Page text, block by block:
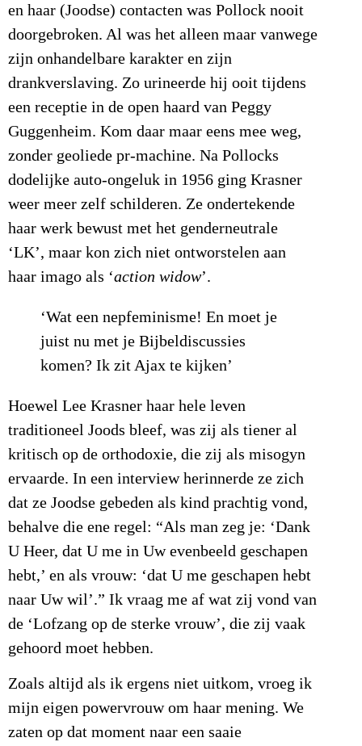
en haar (Joodse) contacten was Pollock nooit
doorgebroken. Al was het alleen maar vanwege
zijn onhandelbare karakter en zijn
drankverslaving. Zo urineerde hij ooit tijdens
een receptie in de open haard van Peggy
Guggenheim. Kom daar maar eens mee weg,
zonder geoliede pr-machine. Na Pollocks
dodelijke auto-ongeluk in 1956 ging Krasner
weer meer zelf schilderen. Ze ondertekende
haar werk bewust met het genderneutrale
‘LK’, maar kon zich niet ontworstelen aan
haar imago als ‘action widow’.
‘Wat een nepfeminisme! En moet je
juist nu met je Bijbeldiscussies
komen? Ik zit Ajax te kijken’
Hoewel Lee Krasner haar hele leven
traditioneel Joods bleef, was zij als tiener al
kritisch op de orthodoxie, die zij als misogyn
ervaarde. In een interview herinnerde ze zich
dat ze Joodse gebeden als kind prachtig vond,
behalve die ene regel: “Als man zeg je: ‘Dank
U Heer, dat U me in Uw evenbeeld geschapen
hebt,’ en als vrouw: ‘dat U me geschapen hebt
naar Uw wil’.” Ik vraag me af wat zij vond van
de ‘Lofzang op de sterke vrouw’, die zij vaak
gehoord moet hebben.
Zoals altijd als ik ergens niet uitkom, vroeg ik
mijn eigen powervrouw om haar mening. We
zaten op dat moment naar een saaie